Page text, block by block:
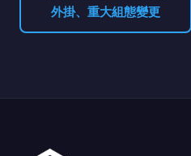
外掛、重大組態變更